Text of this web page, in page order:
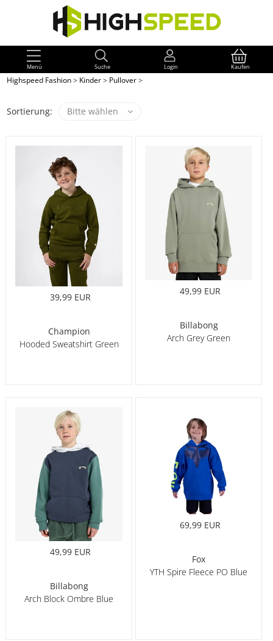
Menü Suche Login Kaufen
Highspeed Fashion> Kinder> Pullover>
Sortierung: Bitte wählen
39,99 EUR
Champion
Hooded Sweatshirt Green
49,99 EUR
Billabong
Arch Grey Green
49,99 EUR
Billabong
Arch Block Ombre Blue
69,99 EUR
Fox
YTH Spire Fleece PO Blue